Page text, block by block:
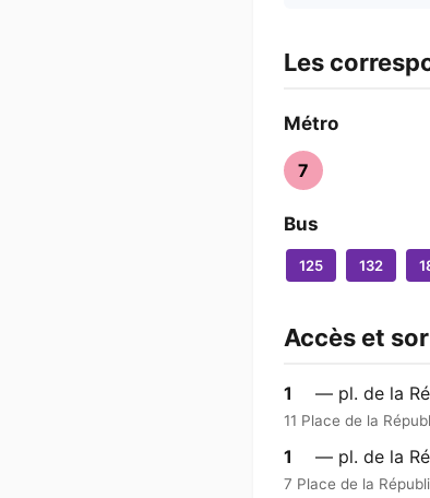
Les
Métro
7
Bus
125 132
Accès et
1 — pl. de la
11 Place de la
1 — pl. de la
7 Place de la